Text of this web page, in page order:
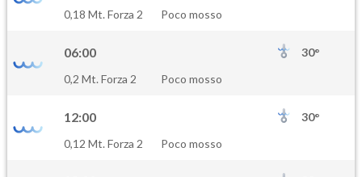
0,18 Mt. Forza 2
Poco mosso
06:00
30°
0,2 Mt. Forza 2
Poco mosso
12:00
30°
0,12 Mt. Forza 2
Poco mosso